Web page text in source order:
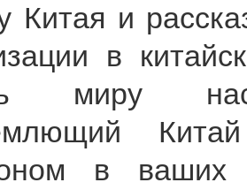
Китая и
в
миру
в ваших